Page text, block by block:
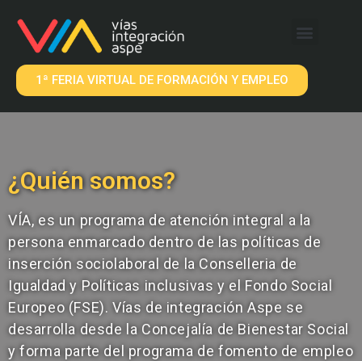
1ª FERIA VIRTUAL DE FORMACIÓN Y EMPLEO
¿Quién somos?
VÍA, es un programa de atención integral a la
persona enmarcado dentro de las políticas de
inserción sociolaboral de la Conselleria de
Igualdad y Políticas inclusivas y el Fondo Social
Europeo (FSE). Vías de integración Aspe se
desarrolla desde la Concejalía de Bienestar Social
y forma parte del programa de fomento de empleo